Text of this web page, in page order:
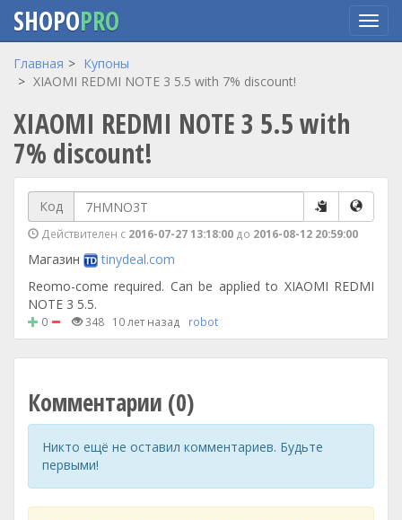
Перейти
содержанию
SHOPOPRO
Главная
Купоны
XIAOMI REDMI NOTE 3 5.5 with 7% discount!
XIAOMI REDMI NOTE 3 5.5 with
7% discount!
Код
Действителен с 2016-07-27 13:18:00 до 2016-08-12 20:59:00
Магазин
tinydeal.com
Reomo-come required. Can be applied to XIAOMI REDMI
NOTE 3 5.5.
0 348 10 лет назад robot
Комментарии (0)
Никто ещё не оставил комментариев. Будьте
первыми!